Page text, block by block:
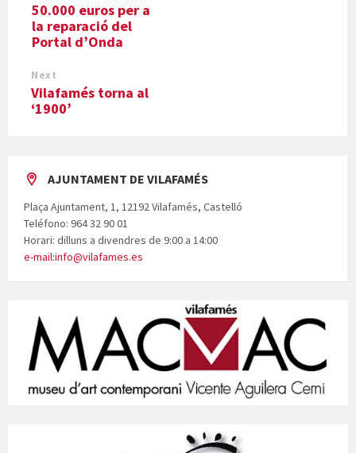
50.000 euros per a
la reparació del
Portal d’Onda
Next
Vilafamés torna al
‘1900’
AJUNTAMENT DE VILAFAMÉS
Plaça Ajuntament, 1, 12192 Vilafamés, Castelló
Teléfono: 964 32 90 01
Horari: dilluns a divendres de 9:00 a 14:00
e-mail:info@vilafames.es